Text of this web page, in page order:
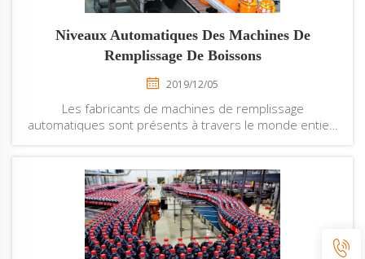
Niveaux Automatiques Des Machines De
Remplissage De Boissons
2019/12/05
Les fabricants de machines de remplissage
automatiques sont présents à travers le monde entier.
durables. Pour cette raison, les particuliers et les
entreprises recherchent...